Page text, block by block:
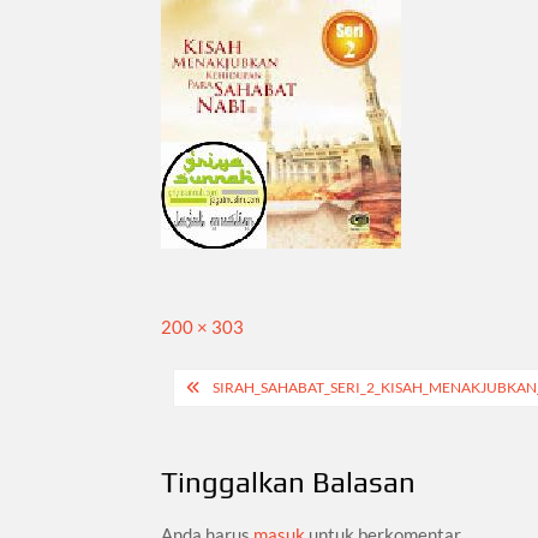
Full
200 × 303
Navigasi
Tinggalkan Balasan